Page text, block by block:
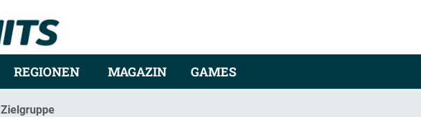
REGIONEN MAGAZIN GAMES
Zielgruppe